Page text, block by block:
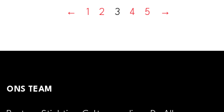
← 1 2 3 4 5 →
ONS TEAM